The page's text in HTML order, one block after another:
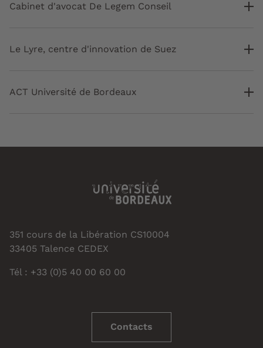
Cabinet d'avocat De Legem Conseil
Le Lyre, centre d'innovation de Suez
ACT Université de Bordeaux
351 cours de la Libération CS10004
33405 Talence CEDEX
Tél : +33 (0)5 40 00 60 00
Contacts